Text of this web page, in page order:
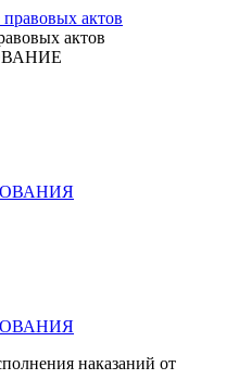
актов
наказаний от